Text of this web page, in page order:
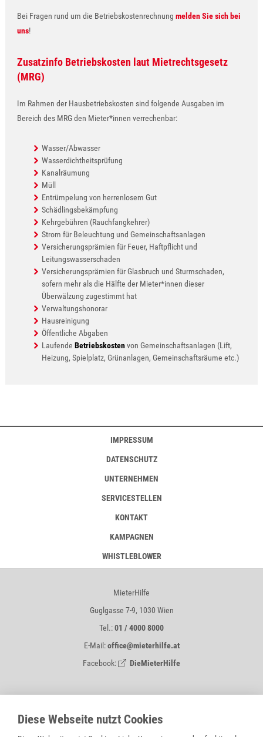
Bei Fragen rund um die Betriebskostenrechnung melden Sie sich bei
uns!
Zusatzinfo Betriebskosten laut Mietrechtsgesetz
(MRG)
Im Rahmen der Hausbetriebskosten sind folgende Ausgaben im
Bereich des MRG den Mieter*innen verrechenbar:
Wasser/Abwasser
Wasserdichtheitsprüfung
Kanalräumung
Müll
Entrümpelung von herrenlosem Gut
Schädlingsbekämpfung
Kehrgebühren (Rauchfangkehrer)
Strom für Beleuchtung und Gemeinschaftsanlagen
Versicherungsprämien für Feuer, Haftpflicht und
Leitungswasserschaden
Versicherungsprämien für Glasbruch und Sturmschaden,
sofern mehr als die Hälfte der Mieter*innen dieser
Überwälzung zugestimmt hat
Verwaltungshonorar
Hausreinigung
Öffentliche Abgaben
Laufende Betriebskostenvon Gemeinschaftsanlagen (Lift,
Heizung, Spielplatz, Grünanlagen, Gemeinschaftsräume etc.)
IMPRESSUM
DATENSCHUTZ
UNTERNEHMEN
SERVICESTELLEN
KONTAKT
KAMPAGNEN
WHISTLEBLOWER
MieterHilfe
Guglgasse 7-9, 1030 Wien
Tel.:01 / 4000 8000
E-Mail:office@mieterhilfe.at
Facebook:
DieMieterHilfe
Diese Webseite nutzt Cookies